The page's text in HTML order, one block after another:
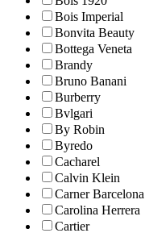
Bois Imperial
Bonvita Beauty
Bottega Veneta
Brandy
Bruno Banani
Burberry
Bvlgari
By Robin
Byredo
Cacharel
Calvin Klein
Carner Barcelona
Carolina Herrera
Cartier